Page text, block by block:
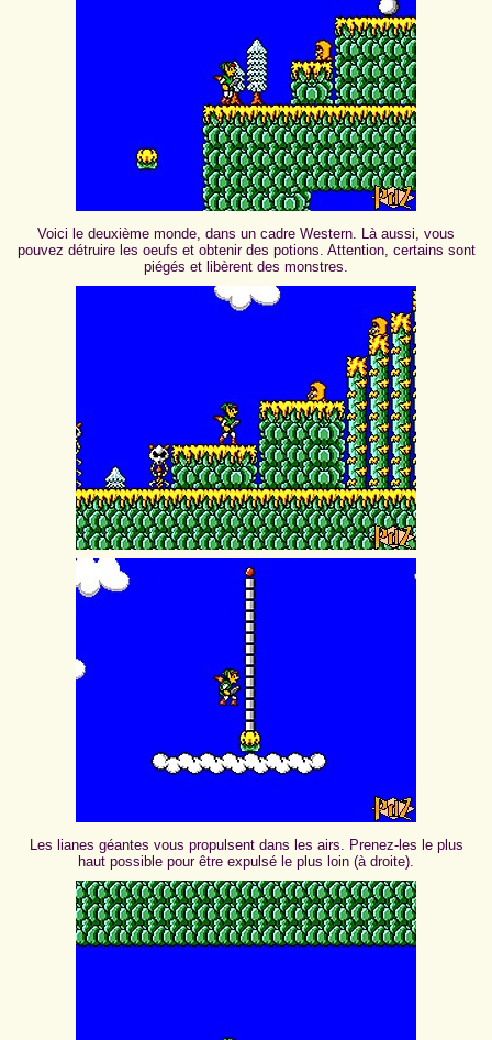
Voici le deuxième monde, dans un cadre Western. Là aussi, vous
pouvez détruire les oeufs et obtenir des potions. Attention, certains sont
piégés et libèrent des monstres.
Les lianes géantes vous propulsent dans les airs. Prenez-les le plus
haut possible pour être expulsé le plus loin (à droite).